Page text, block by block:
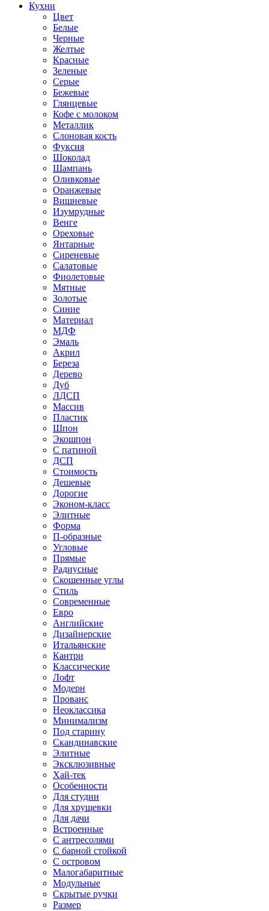
Кухни
Цвет
Белые
Черные
Желтые
Красные
Зеленые
Серые
Бежевые
Глянцевые
Кофе с молоком
Металлик
Слоновая кость
Фуксия
Шоколад
Шампань
Оливковые
Оранжевые
Вишневые
Изумрудные
Венге
Ореховые
Янтарные
Сиреневые
Салатовые
Фиолетовые
Мятные
Золотые
Синие
Материал
МДФ
Эмаль
Акрил
Береза
Дерево
Дуб
ЛДСП
Массив
Пластик
Шпон
Экошпон
С патиной
ДСП
Стоимость
Дешевые
Дорогие
Эконом-класс
Элитные
Форма
П-образные
Угловые
Прямые
Радиусные
Скошенные углы
Стиль
Современные
Евро
Английские
Дизайнерские
Итальянские
Кантри
Классические
Лофт
Модерн
Прованс
Неоклассика
Минимализм
Под старину
Скандинавские
Элитные
Эксклюзивные
Хай-тек
Особенности
Для студии
Для хрущевки
Для дачи
Встроенные
С антресолями
С барной стойкой
С островом
Малогабаритные
Модульные
Скрытые ручки
Размер